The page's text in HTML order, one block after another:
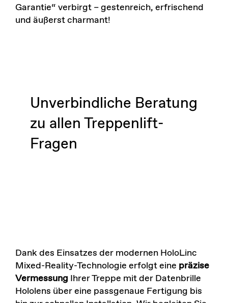
Garantie“ verbirgt – gestenreich, erfrischend
und äußerst charmant!
Unverbindliche Beratung
zu allen Treppenlift-
Fragen
Dank des Einsatzes der modernen HoloLinc
Mixed-Reality-Technologie erfolgt eine präzise
Vermessung Ihrer Treppe mit der Datenbrille
Hololens über eine passgenaue Fertigung bis